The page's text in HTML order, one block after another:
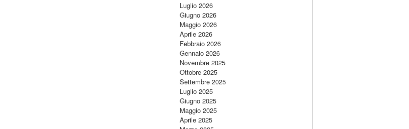
Luglio 2026
Giugno 2026
Maggio 2026
Aprile 2026
Febbraio 2026
Gennaio 2026
Novembre 2025
Ottobre 2025
Settembre 2025
Luglio 2025
Giugno 2025
Maggio 2025
Aprile 2025